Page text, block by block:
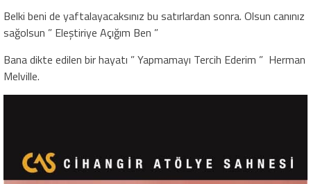
Belki beni de yaftalayacaksınız bu satırlardan sonra. Olsun canınız
sağolsun ” Eleştiriye Açığım Ben ”
Bana dikte edilen bir hayatı ” Yapmamayı Tercih Ederim ” Herman
Melville.